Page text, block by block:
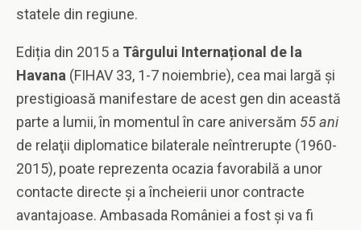
statele din regiune.
Ediția din 2015 a Târgului Internațional de la
Havana (FIHAV 33, 1-7 noiembrie), cea mai largă și
prestigioasă manifestare de acest gen din această
parte a lumii, în momentul în care aniversăm 55 ani
de relaţii diplomatice bilaterale neîntrerupte (1960-
2015), poate reprezenta ocazia favorabilă a unor
contacte directe şi a încheierii unor contracte
avantajoase. Ambasada României a fost şi va fi